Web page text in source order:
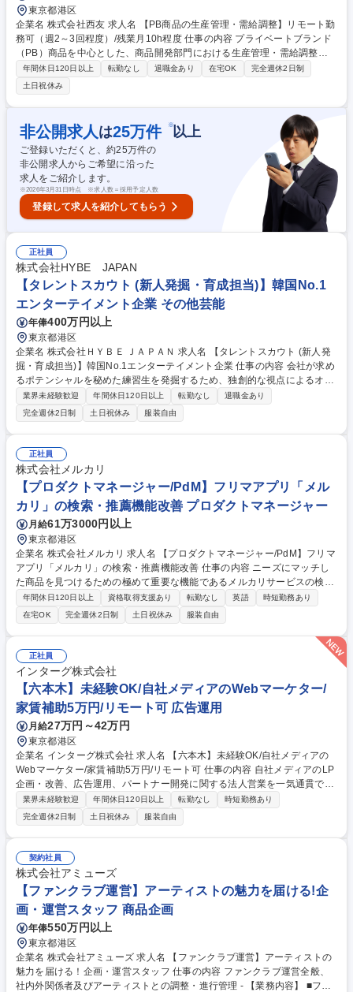
東京都港区
企業名 株式会社西友 求人名 【PB商品の生産管理・需給調整】リモート勤
務可（週2～3回程度）/残業月10h程度 仕事の内容 プライベートブランド
（PB）商品を中心とした、商品開発部門における生産管理・需給調整の
実務および仕組みづくりを担当いただきます。 単なる発注作業にとどまら
ず、需要予測からメーカー交渉、物流調整まで一 気通貫で携わり、欠品ゼ
ロと在庫最適化を両立させるミッションを掲げています。 ■需給マネジメ
ント： 需要予測の立案、適正な在庫水準の維持 ■生産・資材管理： 製造
委託先への生産依頼、原材料や包材・資材の在庫管理と発注 ■メーカーと
の製造キャパシティ調整、および店舗への出荷・配分調整 ■物流部門と連
携した配送ルートや入荷スケジュールの最適化 ■DX推進 など 募集職種
【PB商品の生産管理・需給調整】リモート勤務可（週2～3回程度）/残業
月10h程度
年間休日120日以上 転勤なし 退職金あり 在宅OK
完全週休2日制
土日祝休み
非公開求人 は25万件 ※以上
ご登録いただくと、約25万件の
非公開求人からご希望に沿った
求人をご紹介します。
※2026年3月31日時点 ※求人数＝採用予定人数
登録して求人を紹介してもらう
正社員
株式会社HYBE JAPAN
【タレントスカウト (新人発掘・育成担当)】韓国No.1
エンターテイメント企業 その他芸能
年俸400万円以上
東京都港区
企業名 株式会社ＨＹＢＥ ＪＡＰＡＮ 求人名 【タレントスカウト (新人発
掘・育成担当)】韓国No.1エンターテイメント企業 仕事の内容 会社が求め
るポテンシャルを秘めた練習生を発掘するため、独創的な視点によるオー
ディションの企画・進行をお任せ。 誰よりも早く才能を見出し、アーティ
ストとしての第一歩を切り拓く役割を担っていただきます。 【業務内容】
■キャスティング・オーディションの企画運営：候補者の発掘、オーディ
ションの実施・進行 ■実績管理・事務：キャスティング実績の数値管理、
会議報告資料の作成、行政関連手続き ■トレーニング運営：レッスンスケ
ジュールの管理、予算管理、進捗モニタリング ■リレーション構築：練習
生とのコミュニケーション、および社内外の専門家（講師・クリエイター
等）との連携 募集職種 【タレントスカウト (新人発掘・育成担当)】韓国N
o.1エンターテイメント企業
業界未経験歓迎 年間休日120日以上 転勤なし
退職金あり
完全週休2日制
土日祝休み 服装自由
正社員
株式会社メルカリ
【プロダクトマネージャー/PdM】フリマアプリ「メル
カリ」の検索・推薦機能改善 プロダクトマネージャー
月給61万3000円以上
東京都港区
企業名 株式会社メルカリ 求人名 【プロダクトマネージャー/PdM】フリマ
アプリ「メルカリ」の検索・推薦機能改善 仕事の内容 ニーズにマッチし
た商品を見つけるための極めて重要な機能であるメルカリサービスの検索
や推薦機能に対して、継続的な改善によって多様化する利用シーンや購入
ニーズに対応するため、以下をお任せします。 ■メルカリの検索、推薦機
能におけるプロダクトビジョン策定/戦略立案 ■事業影響、定量/定性分
析、上位戦略に基づくプロダクトバックログ管理 ■様々な職種と協働しな
がらのプロダクトデリバリー、成果創出 ■エンジニア、デザイナーが参加
する自律的なプロダクトチームのリード ■関連部署とのアライン/交渉 募
集職種 【プロダクトマネージャー/PdM】フリマアプリ「メルカリ」の検
索・推薦機能改善
年間休日120日以上 資格取得支援あり 転勤なし 英語
時短勤務あり
在宅OK
完全週休2日制 土日祝休み 服装自由
正社員
インターグ株式会社
【六本木】未経験OK/自社メディアのWebマーケター/
家賃補助5万円/リモート可 広告運用
月給27万円～42万円
東京都港区
企業名 インターグ株式会社 求人名 【六本木】未経験OK/自社メディアの
Webマーケター/家賃補助5万円/リモート可 仕事の内容 自社メディアのLP
企画・改善、広告運用、パートナー開発に関する法人営業を一気通貫でお
任せ。数値分析に基づく施策立案からパートナーとの関係構築まで担当
し、市場価値の高いスキルを身につけられる環境です。 ◇自社メディアの
企画/改善（コンテンツの企画や画像/文章の作成） ◇広告運用（検索広告
／ディスプレイ広告／SNS広告など） ◇パートナー開発（代理店を通じ
て自社メディアに掲載する広告主と条件の調整） など 【入社後の流れ】
＜先輩メンバーと一緒に広告運用をスタート！＞実務を通じて、代表や先
輩がゼロから広告運用に関する知識・スキルを教えます。総合的に学びな
がら、経験を積むことができます。 募集職種 【六本木】未経験OK/自社メ
ディアのWebマーケター/家賃補助5万円/リモート可
業界未経験歓迎 年間休日120日以上 転勤なし
時短勤務あり
完全週休2日制
土日祝休み 服装自由
契約社員
株式会社アミューズ
【ファンクラブ運営】アーティストの魅力を届ける!企
画・運営スタッフ 商品企画
年俸550万円以上
東京都港区
企業名 株式会社アミューズ 求人名 【ファンクラブ運営】アーティストの
魅力を届ける！企画・運営スタッフ 仕事の内容 ファンクラブ運営全般、
社内外関係者及びアーティストとの調整・進行管理 - 【業務内容】 ■ファ